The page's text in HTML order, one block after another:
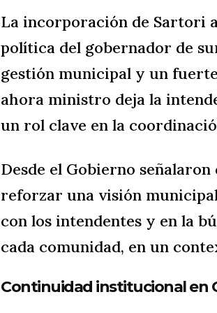
La incorporación de Sartori
política del gobernador de
gestión municipal y un
ahora ministro deja la
un rol clave en la
Desde el Gobierno
reforzar una visión
con los intendentes y en la
cada comunidad, en un
Continuidad institucional en